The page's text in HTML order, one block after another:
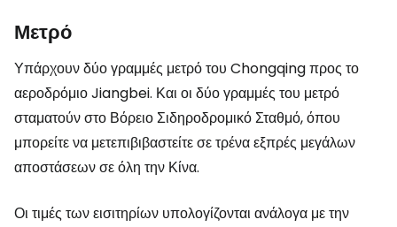
Μετρό
Υπάρχουν δύο γραμμές μετρό του Chongqing προς το
αεροδρόμιο Jiangbei. Και οι δύο γραμμές του μετρό
σταματούν στο Βόρειο Σιδηροδρομικό Σταθμό, όπου
μπορείτε να μετεπιβιβαστείτε σε τρένα εξπρές μεγάλων
αποστάσεων σε όλη την Κίνα.
Οι τιμές των εισιτηρίων υπολογίζονται ανάλογα με την